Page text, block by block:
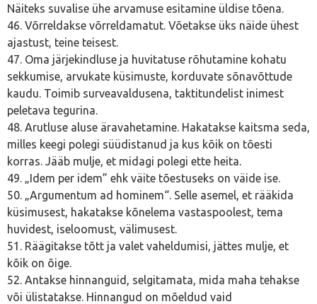
Näiteks suvalise ühe arvamuse esitamine üldise tõena.
46. Võrreldakse võrreldamatut. Võetakse üks näide ühest
ajastust, teine teisest.
47. Oma järjekindluse ja huvitatuse rõhutamine kohatu
sekkumise, arvukate küsimuste, korduvate sõnavõttude
kaudu. Toimib surveavaldusena, taktitundelist inimest
peletava tegurina.
48. Arutluse aluse äravahetamine. Hakatakse kaitsma seda,
milles keegi polegi süüdistanud ja kus kõik on tõesti
korras. Jääb mulje, et midagi polegi ette heita.
49. „Idem per idem” ehk väite tõestuseks on väide ise.
50. „Argumentum ad hominem“. Selle asemel, et rääkida
küsimusest, hakatakse kõnelema vastaspoolest, tema
huvidest, iseloomust, välimusest.
51. Räägitakse tõtt ja valet vaheldumisi, jättes mulje, et
kõik on õige.
52. Antakse hinnanguid, selgitamata, mida maha tehakse
või ülistatakse. Hinnangud on mõeldud vaid